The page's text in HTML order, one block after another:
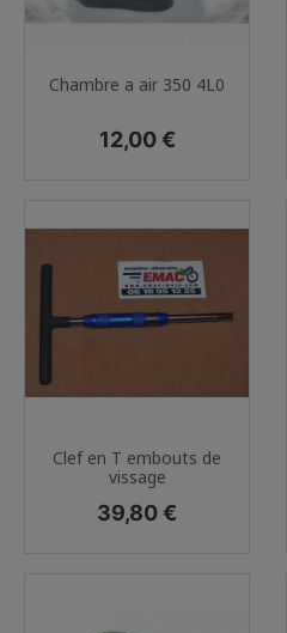
Chambre a air 350 4L0
Prix
12,00 €
Clef en T embouts de
vissage
Prix
39,80 €